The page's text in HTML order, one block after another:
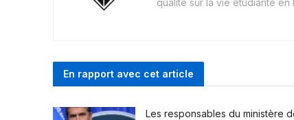
qualité sur la vie étudiante en
En rapport avec cet article
Les responsables du ministère